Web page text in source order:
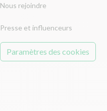
Nous rejoindre
Presse et influenceurs
Paramètres des cookies